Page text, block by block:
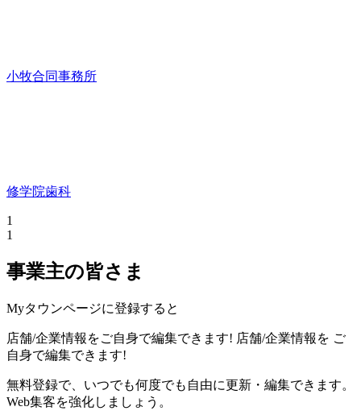
小牧合同事務所
修学院歯科
1
1
事業主の皆さま
Myタウンページに登録すると
店舗/企業情報をご自身で編集できます! 店舗/企業情報を ご
自身で編集できます!
無料登録で、いつでも何度でも自由に更新・編集できます。
Web集客を強化しましょう。